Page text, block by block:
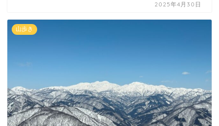
2025年4月30日
山歩き